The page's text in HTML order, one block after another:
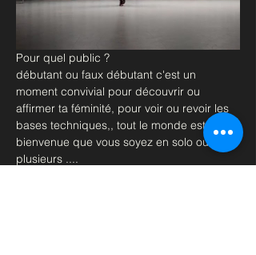
Pour quel public ?
débutant ou faux débutant c'est un
moment convivial pour découvrir ou
affirmer ta féminité, pour voir ou revoir les
bases techniques,, tout le monde est le
bienvenue que vous soyez en solo ou à
plusieurs ....